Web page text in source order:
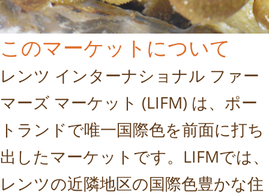
このマーケットについて
レンツ インターナショナル ファー
マーズ マーケット (LIFM) は、ポー
トランドで唯一国際色を前面に打ち
出したマーケットです。LIFMでは、
レンツの近隣地区の国際色豊かな住